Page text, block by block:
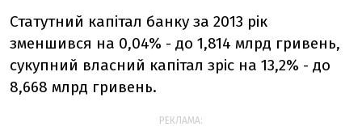
Статутний капітал банку за 2013 рік
зменшився на 0,04% - до 1,814 млрд гривень,
сукупний власний капітал зріс на 13,2% - до
8,668 млрд гривень.
РЕКЛАМА: